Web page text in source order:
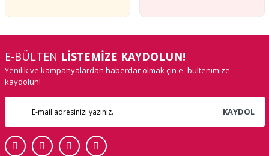
E-BÜLTEN LİSTEMİZE KAYDOLUN!
Yenilik ve kampanyalardan haberdar olmak çin e- bültenimize
kaydolun!
KAYDOL